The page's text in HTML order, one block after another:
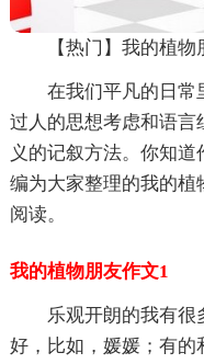
【热门】我的植物
在我们平凡的日常
过人的思想考虑和语
义的记叙方法。你知
编为大家整理的我的植
阅读。
我的植物朋友作文1
乐观开朗的我有
好，比如，媛媛；有